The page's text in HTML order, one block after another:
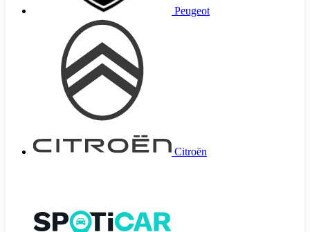
Peugeot
Citroën